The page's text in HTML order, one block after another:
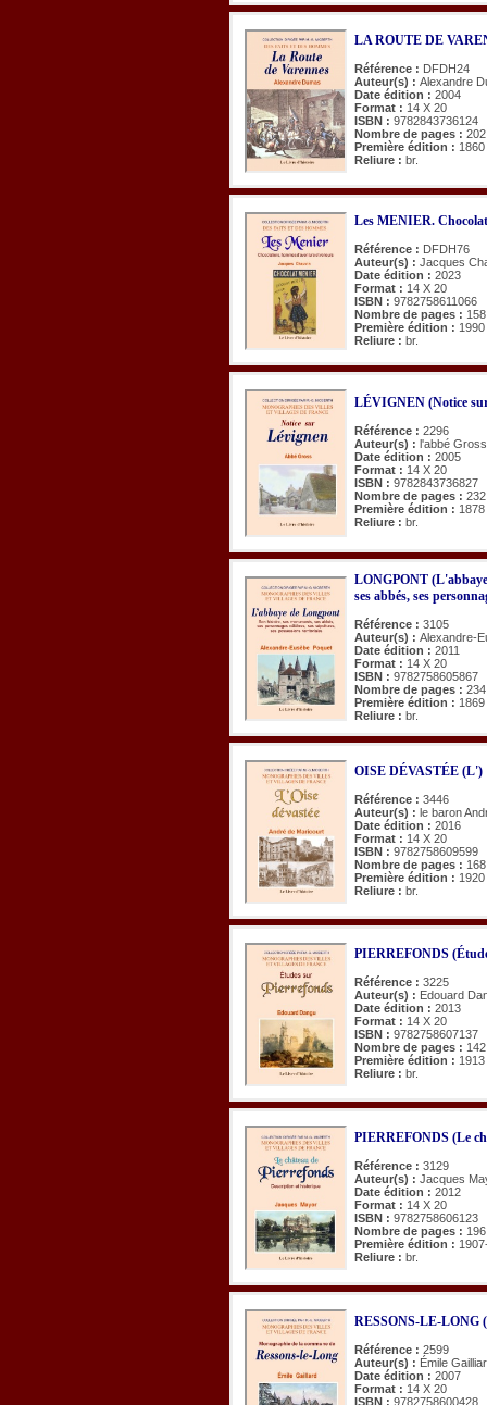
LA ROUTE DE
Référence : DFDH24
Auteur(s) : Alexandre
Date édition : 2004
Format : 14 X 20
ISBN : 9782843736124
Nombre de pages : 202
Première édition : 1860
Reliure : br.
Les MENIER.
Référence : DFDH76
Auteur(s) : Jacques
Date édition : 2023
Format : 14 X 20
ISBN : 9782758611066
Nombre de pages : 158
Première édition : 1990
Reliure : br.
LÉVIGNEN (Notice
Référence : 2296
Auteur(s) : l'abbé Gross
Date édition : 2005
Format : 14 X 20
ISBN : 9782843736827
Nombre de pages : 232
Première édition : 1878
Reliure : br.
LONGPONT
ses abbés, ses
Référence : 3105
Auteur(s) : Alexandre-
Date édition : 2011
Format : 14 X 20
ISBN : 9782758605867
Nombre de pages : 234
Première édition : 1869
Reliure : br.
OISE DÉVASTÉE (L')
Référence : 3446
Auteur(s) : le baron
Date édition : 2016
Format : 14 X 20
ISBN : 9782758609599
Nombre de pages : 168
Première édition : 1920
Reliure : br.
PIERREFONDS
Référence : 3225
Auteur(s) : Edouard
Date édition : 2013
Format : 14 X 20
ISBN : 9782758607137
Nombre de pages : 142
Première édition : 1913
Reliure : br.
PIERREFONDS (Le
Référence : 3129
Auteur(s) : Jacques
Date édition : 2012
Format : 14 X 20
ISBN : 9782758606123
Nombre de pages : 196
Première édition :
Reliure : br.
RESSONS-LE-LONG
Référence : 2599
Auteur(s) : Émile
Date édition : 2007
Format : 14 X 20
ISBN : 9782758600428